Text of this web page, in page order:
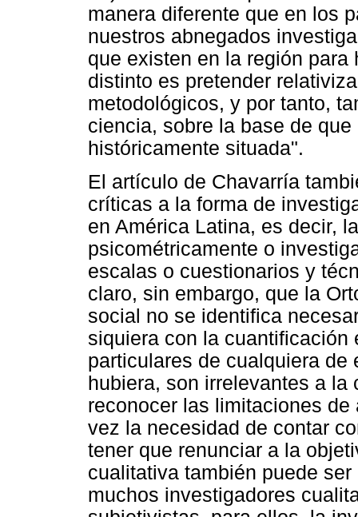
manera diferente que en los
nuestros abnegados
que existen en la región
distinto es pretender
metodológicos, y por tanto,
ciencia, sobre la base de
históricamente situada".
El artículo de Chavarría
críticas a la forma de
en América Latina, es decir,
psicométricamente o
escalas o cuestionarios y
claro, sin embargo, que la
social no se identifica
siquiera con la cuantificación
particulares de cualquiera
hubiera, son irrelevantes a
reconocer las limitaciones
vez la necesidad de contar
tener que renunciar a la
cualitativa también puede
muchos investigadores